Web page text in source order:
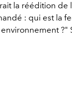
la réédition de
: qui est la
environnement ?"